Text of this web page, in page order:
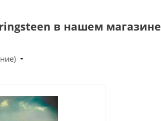
в нашем магазине